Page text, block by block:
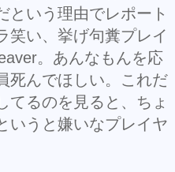
という理由でレポート
笑い、挙げ句糞プレイ
。あんなもんを応
死んでほしい。これだ
てるのを見ると、ちょ
いうと嫌いなプレイヤ